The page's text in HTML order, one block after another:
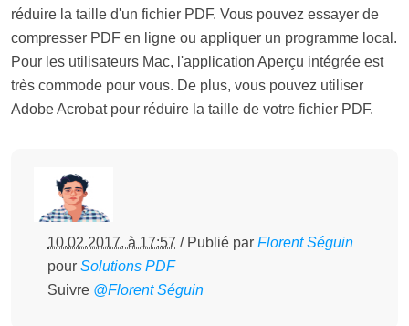
réduire la taille d'un fichier PDF. Vous pouvez essayer de
compresser PDF en ligne ou appliquer un programme local.
Pour les utilisateurs Mac, l'application Aperçu intégrée est
très commode pour vous. De plus, vous pouvez utiliser
Adobe Acrobat pour réduire la taille de votre fichier PDF.
10.02.2017, à 17:57 / Publié parFlorent Séguin
pourSolutions PDF
Suivre @Florent Séguin